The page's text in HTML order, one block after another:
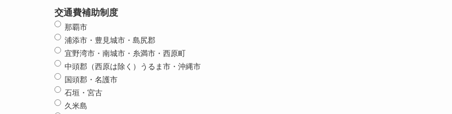
交通費補助制度
那覇市
浦添市・豊見城市・島尻郡
宜野湾市・南城市・糸満市・西原町
中頭郡（西原は除く）うるま市・沖縄市
国頭郡・名護市
石垣・宮古
久米島